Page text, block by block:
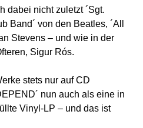
dabei nicht zuletzt ´Sgt.
Band´ von den Beatles, ´All
Stevens – und wie in der
Sigur Rós.
stets nur auf CD
nun auch als eine in
Vinyl-LP – und das ist